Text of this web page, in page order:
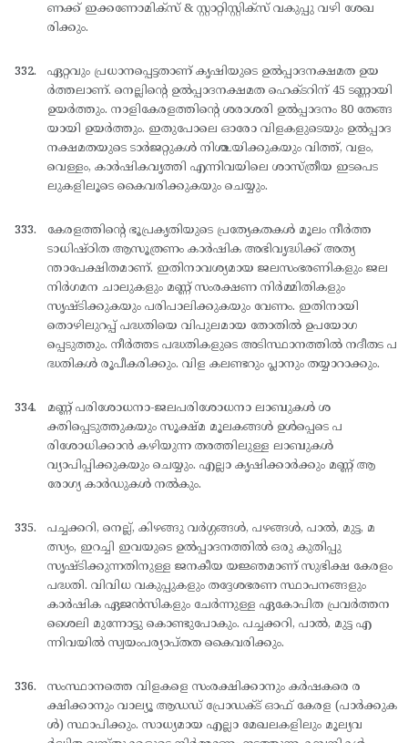
ണക്ക് ഇക്കണോമിക്സ് & സ്റ്റാറ്റിസ്റ്റിക്സ് വകുപ്പു വഴി ശേഖ
രിക്കും.
ഏറ്റവും പ്രധാനപ്പെട്ടതാണ് കൃഷിയുടെ ഉല്‍പ്പാദനക്ഷമത ഉയ
ര്‍ത്തലാണ്. നെല്ലിന്റെ ഉല്‍പ്പാദനക്ഷമത ഹെക്ടറിന് 45 ടണ്ണായി
ഉയര്‍ത്തും. നാളികേരളത്തിന്റെ ശരാശരി ഉല്‍പ്പാദനം 80 തേങ്ങ
യായി ഉയര്‍ത്തും. ഇതുപോലെ ഓരോ വിളകളുടെയും ഉല്‍പ്പാദ
നക്ഷമതയുടെ ടാര്‍ജറ്റുകള്‍ നിശ്ചയിക്കുകയും വിത്ത്, വളം,
വെള്ളം, കാര്‍ഷികവൃത്തി എന്നിവയിലെ ശാസ്ത്രീയ ഇടപെട
ലുകളിലൂടെ കൈവരിക്കുകയും ചെയ്യും.
കേരളത്തിന്റെ ഭൂപ്രകൃതിയുടെ പ്രത്യേകതകള്‍ മൂലം നീര്‍ത്ത
ടാധിഷ്ഠിത ആസൂത്രണം കാര്‍ഷിക അഭിവൃദ്ധിക്ക് അത്യ
ന്താപേക്ഷിതമാണ്. ഇതിനാവശ്യമായ ജലസംഭരണികളും ജല
നിര്‍ഗമന ചാലുകളും മണ്ണ് സംരക്ഷണ നിര്‍മ്മിതികളും
സൃഷ്ടിക്കുകയും പരിപാലിക്കുകയും വേണം. ഇതിനായി
തൊഴിലുറപ്പ് പദ്ധതിയെ വിപുലമായ തോതില്‍ ഉപയോഗ
പ്പെടുത്തും. നീര്‍ത്തട പദ്ധതികളുടെ അടിസ്ഥാനത്തില്‍ നദീതട പ
ദ്ധതികള്‍ രൂപീകരിക്കും. വിള കലണ്ടറും പ്ലാനും തയ്യാറാക്കും.
മണ്ണ് പരിശോധനാ-ജലപരിശോധനാ ലാബുകള്‍ ശ
ക്തിപ്പെടുത്തുകയും സൂക്ഷ്മ മൂലകങ്ങള്‍ ഉള്‍പ്പെടെ പ
രിശോധിക്കാന്‍ കഴിയുന്ന തരത്തിലുള്ള ലാബുകള്‍
വ്യാപിപ്പിക്കുകയും ചെയ്യും. എല്ലാ കൃഷിക്കാര്‍ക്കും മണ്ണ് ആ
രോഗ്യ കാര്‍ഡുകള്‍ നല്‍കും.
പച്ചക്കറി, നെല്ല്, കിഴങ്ങു വര്‍ഗ്ഗങ്ങള്‍, പഴങ്ങള്‍, പാല്‍, മുട്ട, മ
ത്സ്യം, ഇറച്ചി ഇവയുടെ ഉല്‍പ്പാദനത്തില്‍ ഒരു കുതിപ്പു
സൃഷ്ടിക്കുന്നതിനുള്ള ജനകീയ യജ്ഞമാണ് സുഭിക്ഷ കേരളം
പദ്ധതി. വിവിധ വകുപ്പുകളും തദ്ദേശഭരണ സ്ഥാപനങ്ങളും
കാര്‍ഷിക ഏജന്‍സികളും ചേര്‍ന്നുള്ള ഏകോപിത പ്രവര്‍ത്തന
ശൈലി മുന്നോട്ടു കൊണ്ടുപോകും. പച്ചക്കറി, പാല്‍, മുട്ട എ
ന്നിവയില്‍ സ്വയംപര്യാപ്തത കൈവരിക്കും.
സംസ്ഥാനത്തെ വിളകളെ സംരക്ഷിക്കാനും കര്‍ഷകരെ ര
ക്ഷിക്കാനും വാല്യൂ ആഡഡ് പ്രോഡക്ട് ഓഫ് കേരള (പാര്‍ക്കുക
ള്‍) സ്ഥാപിക്കും. സാധ്യമായ എല്ലാ മേഖലകളിലും മൂല്യവ